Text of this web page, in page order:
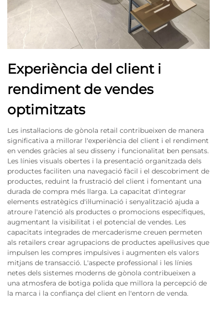
Experiència del client i
rendiment de vendes
optimitzats
Les instal·lacions de gònola retail contribueixen de manera
significativa a millorar l'experiència del client i el rendiment
en vendes gràcies al seu disseny i funcionalitat ben pensats.
Les línies visuals obertes i la presentació organitzada dels
productes faciliten una navegació fàcil i el descobriment de
productes, reduint la frustració del client i fomentant una
durada de compra més llarga. La capacitat d'integrar
elements estratègics d'il·luminació i senyalització ajuda a
atroure l'atenció als productes o promocions específiques,
augmentant la visibilitat i el potencial de vendes. Les
capacitats integrades de mercaderisme creuen permeten
als retailers crear agrupacions de productes apel·lusives que
impulsen les compres impulsives i augmenten els valors
mitjans de transacció. L'aspecte professional i les línies
netes dels sistemes moderns de gònola contribueixen a
una atmosfera de botiga polida que millora la percepció de
la marca i la confiança del client en l'entorn de venda.